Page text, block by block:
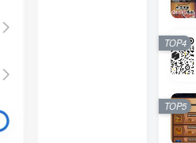
TOP4
TOP5